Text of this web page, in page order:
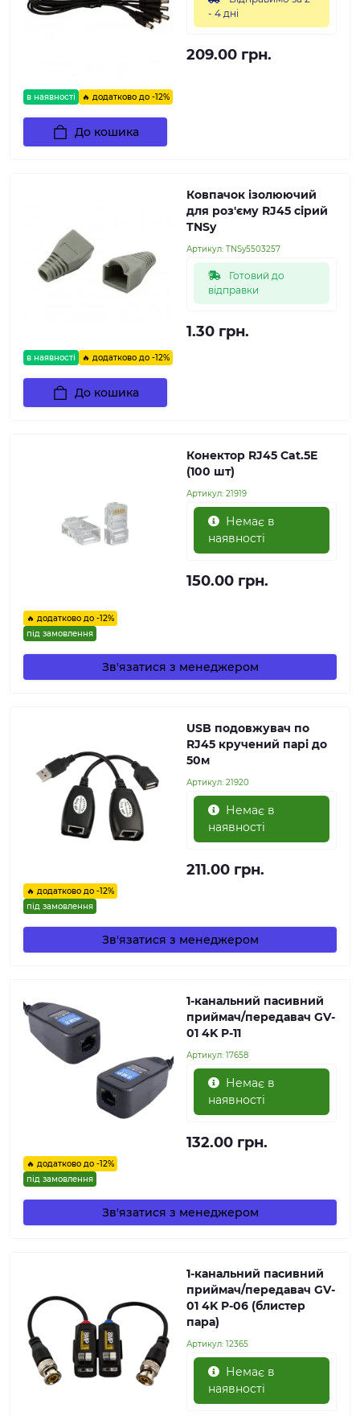
в наявності 🔥 додатково до -12%
- 4 дні
209.00 грн.
До кошика
в наявності 🔥 додатково до -12%
Ковпачок ізолюючий
для роз'єму RJ45 сірий
TNSy
Артикул: TNSy5503257
Готовий до
відправки
1.30 грн.
До кошика
🔥 додатково до -12%
під замовлення
Конектор RJ45 Cat.5E
(100 шт)
Артикул: 21919
Немає в
наявності
150.00 грн.
Зв'язатися з менеджером
🔥 додатково до -12%
під замовлення
USB подовжувач по
RJ45 кручений парі до
50м
Артикул: 21920
Немає в
наявності
211.00 грн.
Зв'язатися з менеджером
🔥 додатково до -12%
під замовлення
1-канальний пасивний
приймач/передавач GV-
01 4K P-11
Артикул: 17658
Немає в
наявності
132.00 грн.
Зв'язатися з менеджером
1-канальний пасивний
приймач/передавач GV-
01 4K P-06 (блистер
пара)
Артикул: 12365
Немає в
наявності